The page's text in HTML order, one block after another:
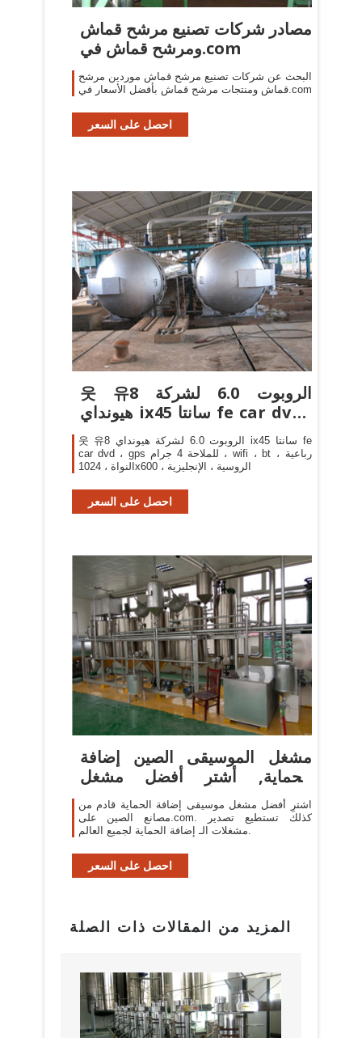
مصادر شركات تصنيع مرشح قماش
ومرشح قماش في.com
البحث عن شركات تصنيع مرشح قماش موردين مرشح
قماش ومنتجات مرشح قماش بأفضل الأسعار في.com
احصل على السعر
웃 유8 الروبوت 6.0 لشركة
هيونداي ix45 سانتا fe car dvd ،
gps ...
웃 유8 الروبوت 6.0 لشركة هيونداي ix45 سانتا fe
car dvd ، gps للملاحة 4 جرام ، wifi ، bt ، رباعية
النواة ، 1024x600 ، الروسية ، الإنجليزية
احصل على السعر
مشغل الموسيقى الصين إضافة
الحماية, أشترِ أفضل مشغل
موسيقى ...
اشترِ أفضل مشغل موسيقى إضافة الحماية قادم من
مصانع الصين على.com. كذلك تستطيع تصدير
مشغلات الـ إضافة الحماية لجميع العالم.
احصل على السعر
المزيد من المقالات ذات الصلة